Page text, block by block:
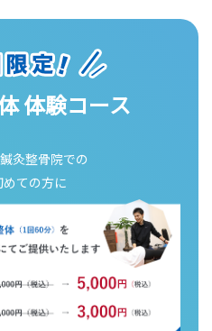
体験コース
灸整骨院での
めての方に